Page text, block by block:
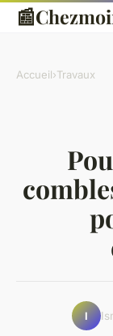
📰
Accueil›Travaux
I